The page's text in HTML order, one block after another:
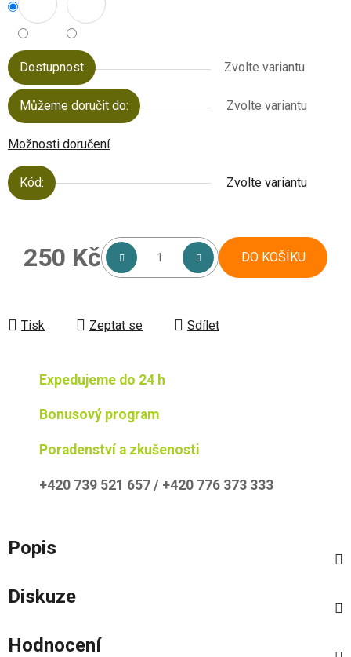
Dostupnost Zvolte variantu
Můžeme doručit do: Zvolte variantu
Možnosti doručení
Kód: Zvolte variantu
250 Kč DO KOŠÍKU
Tisk Zeptat se Sdílet
Expedujeme do 24 h
Bonusový program
Poradenství a zkušenosti
+420 739 521 657 / +420 776 373 333
Popis
Diskuze
Hodnocení